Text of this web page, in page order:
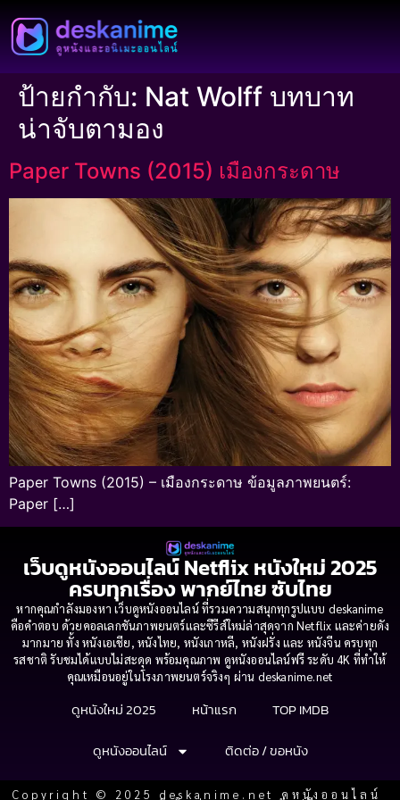
ป้ายกำกับ: Nat Wolff บทบาท
น่าจับตามอง
Paper Towns (2015) เมืองกระดาษ
Paper Towns (2015) – เมืองกระดาษ ข้อมูลภาพยนตร์:
Paper […]
เว็บดูหนังออนไลน์ Netflix หนังใหม่ 2025
ครบทุกเรื่อง พากย์ไทย ซับไทย
หากคุณกำลังมองหา เว็บดูหนังออนไลน์ ที่รวมความสนุกทุกรูปแบบ deskanime
คือคำตอบ ด้วยคอลเลกชันภาพยนตร์และซีรีส์ใหม่ล่าสุดจาก Netflix และค่ายดัง
มากมาย ทั้ง หนังเอเชีย, หนังไทย, หนังเกาหลี, หนังฝรั่ง และ หนังจีน ครบทุก
รสชาติ รับชมได้แบบไม่สะดุด พร้อมคุณภาพ ดูหนังออนไลน์ฟรี ระดับ 4K ที่ทำให้
คุณเหมือนอยู่ในโรงภาพยนตร์จริงๆ ผ่าน deskanime.net
ดูหนังใหม่ 2025 หน้าแรก
TOP IMDB
ดูหนังออนไลน์
ติดต่อ / ขอหนัง
Copyright © 2025 deskanime.net ดูหนังออนไลน์